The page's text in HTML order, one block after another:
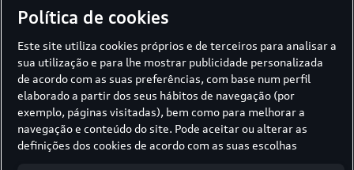
Configurador Concessionários
Pedido de
Informações
Política de cookies
Este site utiliza cookies próprios e de terceiros para analisar a
sua utilização e para lhe mostrar publicidade personalizada
de acordo com as suas preferências, com base num perfil
elaborado a partir dos seus hábitos de navegação (por
exemplo, páginas visitadas), bem como para melhorar a
navegação e conteúdo do site. Pode aceitar ou alterar as
definições dos cookies de acordo com as suas escolhas